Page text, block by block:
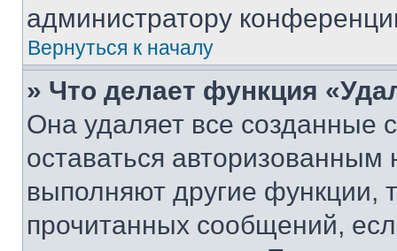
администратору
Вернуться к началу
» Что делает функция
Она удаляет все созданные
оставаться
выполняют другие функции,
прочитанных сообщений,